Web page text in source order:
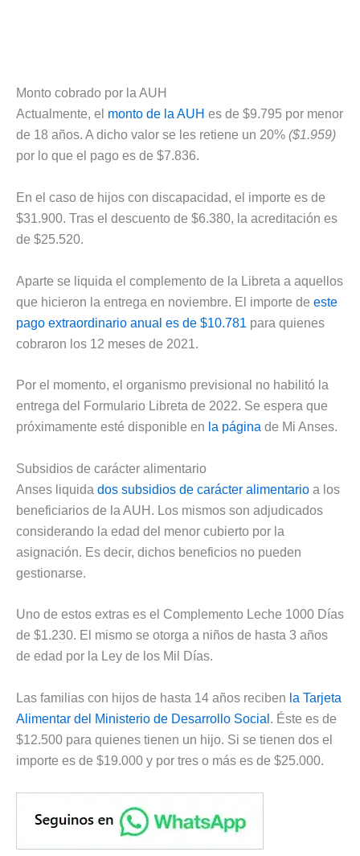
Monto cobrado por la AUH
Actualmente, el monto de la AUH es de $9.795 por menor
de 18 años. A dicho valor se les retiene un 20% ($1.959)
por lo que el pago es de $7.836.
En el caso de hijos con discapacidad, el importe es de
$31.900. Tras el descuento de $6.380, la acreditación es
de $25.520.
Aparte se liquida el complemento de la Libreta a aquellos
que hicieron la entrega en noviembre. El importe de este
pago extraordinario anual es de $10.781 para quienes
cobraron los 12 meses de 2021.
Por el momento, el organismo previsional no habilitó la
entrega del Formulario Libreta de 2022. Se espera que
próximamente esté disponible en la página de Mi Anses.
Subsidios de carácter alimentario
Anses liquida dos subsidios de carácter alimentario a los
beneficiarios de la AUH. Los mismos son adjudicados
considerando la edad del menor cubierto por la
asignación. Es decir, dichos beneficios no pueden
gestionarse.
Uno de estos extras es el Complemento Leche 1000 Días
de $1.230. El mismo se otorga a niños de hasta 3 años
de edad por la Ley de los Mil Días.
Las familias con hijos de hasta 14 años reciben la Tarjeta
Alimentar del Ministerio de Desarrollo Social . Éste es de
$12.500 para quienes tienen un hijo. Si se tienen dos el
importe es de $19.000 y por tres o más es de $25.000.